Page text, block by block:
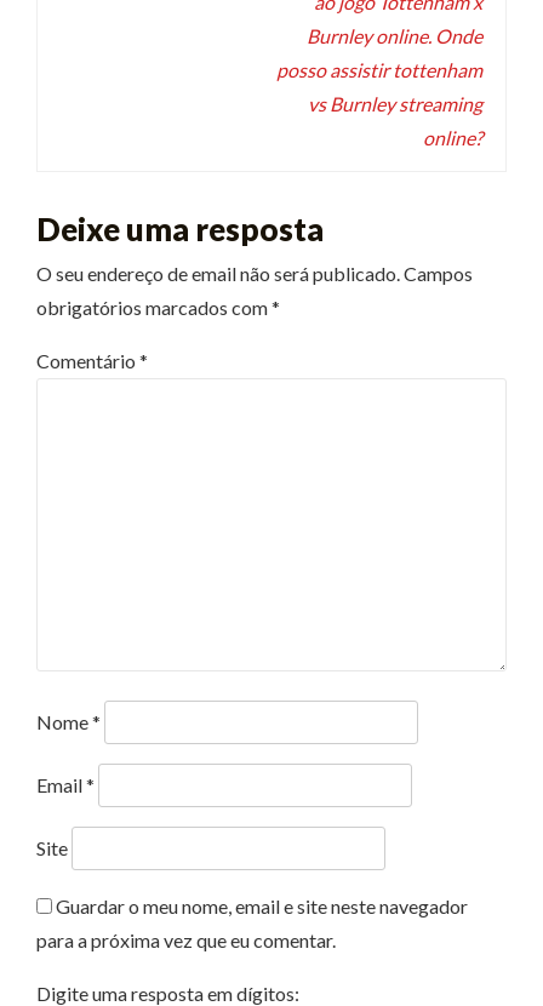
Burnley online. Onde
posso assistir tottenham
vs Burnley streaming
online?
Deixe uma resposta
O seu endereço de email não será publicado. Campos
obrigatórios marcados com*
Comentário *
Nome*
Email*
Site
Guardar o meu nome, email e site neste navegador
para a próxima vez que eu comentar.
Digite uma resposta em dígitos: